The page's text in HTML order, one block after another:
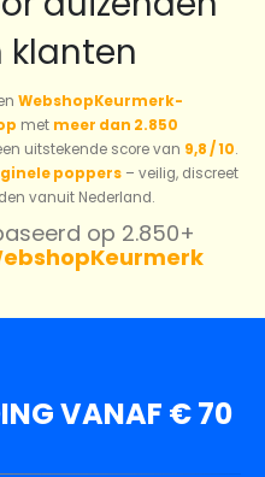
klanten
WebshopKeurmerk-
met meer dan 2.850
uitstekende score van 9,8 / 10.
poppers – veilig, discreet
vanuit Nederland.
op 2.850+
VANAF € 70